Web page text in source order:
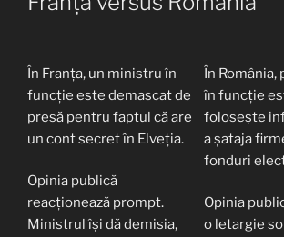
În Franța, un ministru în
funcție este demascat de
presă pentru faptul că are
un cont secret în Elveția.
Opinia publică
reacționează prompt.
Ministrul își dă demisia,
În
în funcție
folosește
a șataja
fonduri
Opinia
o letargie